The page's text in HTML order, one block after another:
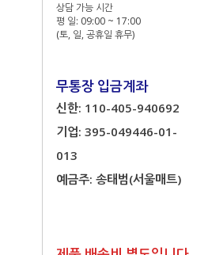
상담 가능 시간
평 일: 09:00 ~ 17:00
(토, 일, 공휴일 휴무)
무통장 입금계좌
신한: 110-405-940692
기업: 395-049446-01-
013
예금주: 송태범(서울매트)